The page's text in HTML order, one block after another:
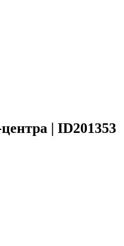
| ID201353